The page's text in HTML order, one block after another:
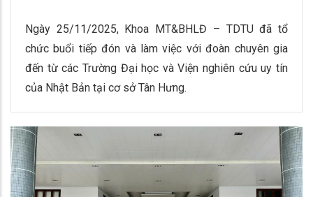
Ngày 25/11/2025, Khoa MT&BHLĐ – TDTU đã tổ
chức buổi tiếp đón và làm việc với đoàn chuyên gia
đến từ các Trường Đại học và Viện nghiên cứu uy tín
của Nhật Bản tại cơ sở Tân Hưng.